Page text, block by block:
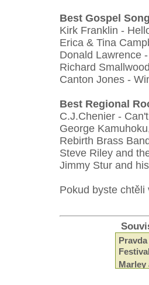
Best Gospel
Kirk Franklin -
Erica & Tina
Donald Lawrence
Richard
Canton Jones -
Best Regional
C.J.Chenier -
George
Rebirth Brass
Steve Riley and
Jimmy Stur and
Pokud byste